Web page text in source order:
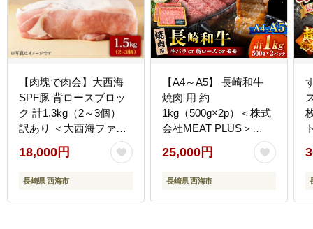
【肉塊で肉会】大西海
SPF豚 背ロースブロッ
ク 計1.3kg（2～3個）
訳あり ＜大西海ファー
ム＞ [CCY027] 豚肉
18,000円
長崎県 西海市
【A4～A5】 長崎和牛
焼肉 用 約
1kg（500g×2p）＜株式
会社MEAT PLUS＞
[CFT002] 牛肉
25,000円
長崎県 西海市